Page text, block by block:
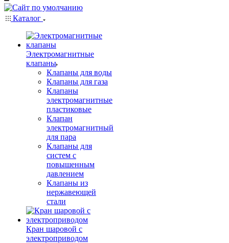
Каталог
Электромагнитные
клапаны
Клапаны для воды
Клапаны для газа
Клапаны
электромагнитные
пластиковые
Клапан
электромагнитный
для пара
Клапаны для
систем с
повышенным
давлением
Клапаны из
нержавеющей
стали
Кран шаровой с
электроприводом